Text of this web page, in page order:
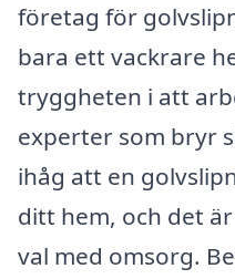
företag för
bara ett vackrare
tryggheten i att
experter som bryr
ihåg att en
ditt hem, och det
val med omsorg.